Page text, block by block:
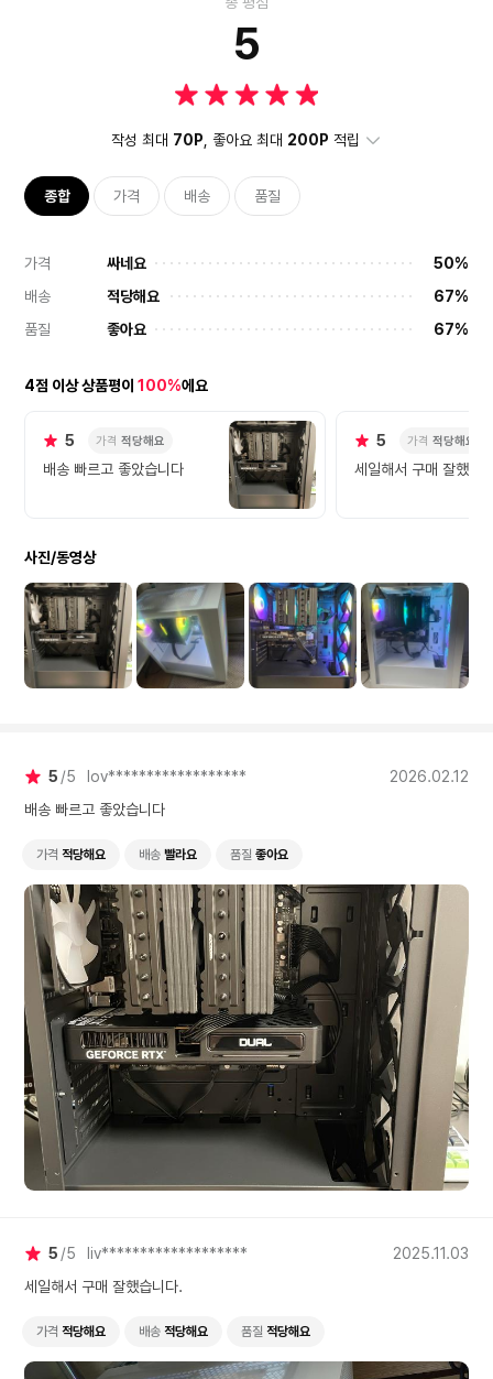
5
작성 최대 70P , 좋아요 최대 200P 적립
종합 가격 배송 품질
가격 싸네요
50%
배송
적당해요
67%
품질
좋아요 67%
4점 이상 상품평이 100%에요
5 가격 적당해요
배송 빠르고 좋았습니다
5 가격 적당해요
세일해서 구매 잘했습
사진/동영상
5 5 lov******************
2026.02.12
배송 빠르고 좋았습니다
가격 적당해요 배송 빨라요 품질 좋아요
5 5 liv*******************
2025.11.03
세일해서 구매 잘했습니다.
가격 적당해요 배송 적당해요 품질 적당해요